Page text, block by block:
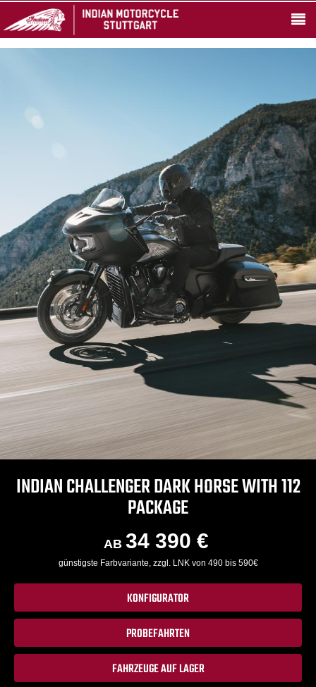
INDIAN CHALLENGER DARK HORSE WITH 112
PACKAGE
AB 34 390 €
günstigste Farbvariante, zzgl. LNK von 490 bis 590€
KONFIGURATOR
PROBEFAHRTEN
FAHRZEUGE AUF LAGER